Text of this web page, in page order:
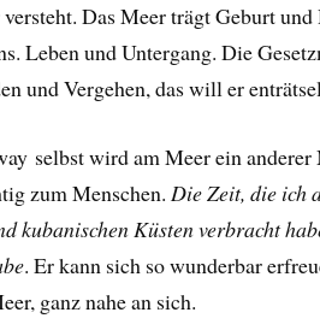
Das Meer trägt Geburt
Leben und Untergang. Die
und Vergehen, das will er
selbst wird am Meer ein
zum Menschen.Die Zeit, die ich
kubanischen Küsten verbracht
. Erkann sich so wunderbar
ganz nahe an sich.